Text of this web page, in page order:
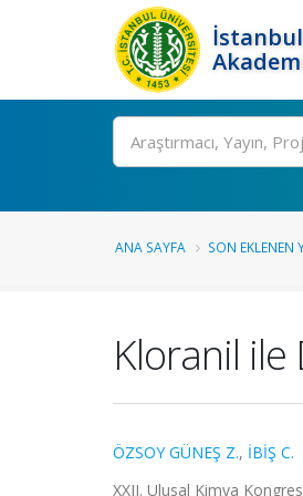
Ara
ANA SAYFA SON EKLENEN
Kloranil ile
ÖZSOY GÜNEŞ Z., İBİŞ C.
XXII. Ulusal Kimya